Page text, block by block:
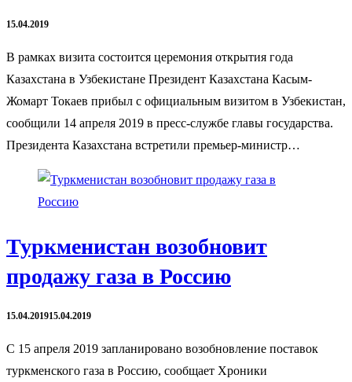
15.04.2019
В рамках визита состоится церемония открытия года
Казахстана в Узбекистане Президент Казахстана Касым-
Жомарт Токаев прибыл с официальным визитом в Узбекистан,
сообщили 14 апреля 2019 в пресс-службе главы государства.
Президента Казахстана встретили премьер-министр…
Туркменистан возобновит
продажу газа в Россию
15.04.201915.04.2019
С 15 апреля 2019 запланировано возобновление поставок
туркменского газа в Россию, сообщает Хроники